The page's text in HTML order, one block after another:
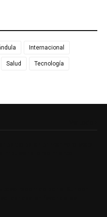
Internacional
Salud Tecnología